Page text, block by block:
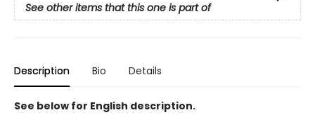
See other items that this one is part of
Description Bio Details
See below for English description.